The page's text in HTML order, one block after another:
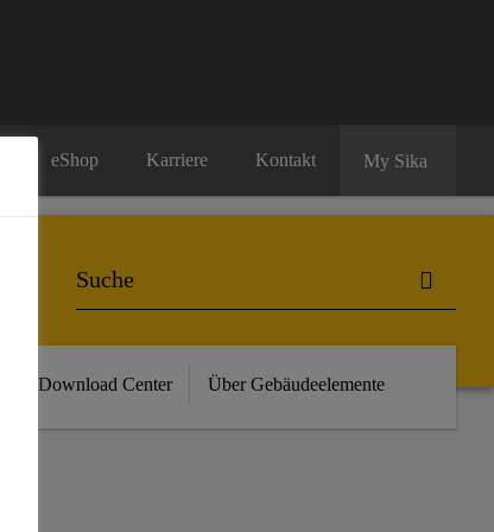
eShop Karriere Kontakt My Sika
Download Center Über Gebäudeelemente